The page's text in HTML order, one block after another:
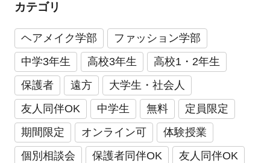
カテゴリ
ヘアメイク学部
ファッション学部
中学3年生
高校3年生
高校1・2年生
保護者
遠方
大学生・社会人
友人同伴OK
中学生 無料
定員限定
期間限定
オンライン可
体験授業
個別相談会
保護者同伴OK
友人同伴OK